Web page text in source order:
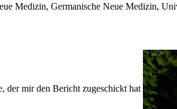
Medizin, Germanische Neue Medizin,
der mir den Bericht zugeschickt hat